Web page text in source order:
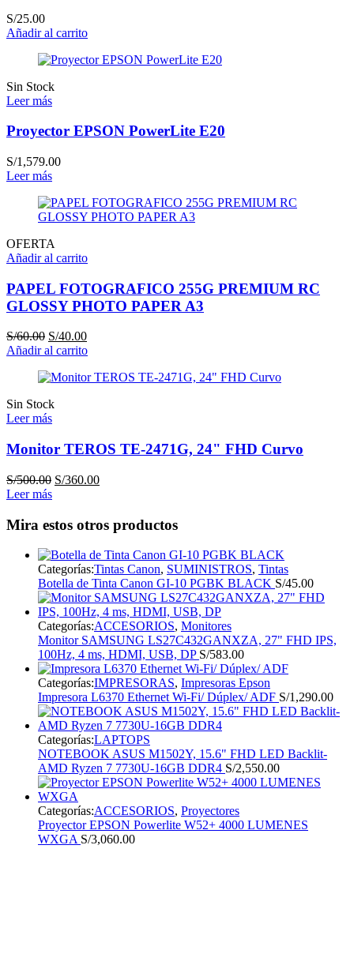
S/25.00
Añadir al carrito
Sin Stock
Leer más
Proyector EPSON PowerLite E20
S/1,579.00
Leer más
OFERTA
Añadir al carrito
PAPEL FOTOGRAFICO 255G PREMIUM RC
GLOSSY PHOTO PAPER A3
S/60.00 El
precio
era:
S/40.00El
precio
es:
Añadir al carrito
Sin Stock
Leer más
Monitor TEROS TE-2471G, 24" FHD Curvo
S/500.00 El
era:
S/360.00El
es:
S/360.00.
Leer más
Mira estos otros productos
Categorías:Tintas Canon, SUMINISTROS, Tintas
Botella de Tinta Canon GI-10 PGBK BLACK S/45.00
Categorías:ACCESORIOS, Monitores
Monitor SAMSUNG LS27C432GANXZA, 27" FHD IPS,
100Hz, 4 ms, HDMI, USB, DP S/583.00
Categorías:IMPRESORAS, Impresoras Epson
Impresora L6370 Ethernet Wi-Fi/ Dúplex/ ADF S/1,290.00
Categorías:LAPTOPS
NOTEBOOK ASUS M1502Y, 15.6" FHD LED Backlit-
AMD Ryzen 7 7730U-16GB DDR4 S/2,550.00
Categorías:ACCESORIOS, Proyectores
Proyector EPSON Powerlite W52+ 4000 LUMENES
WXGA S/3,060.00